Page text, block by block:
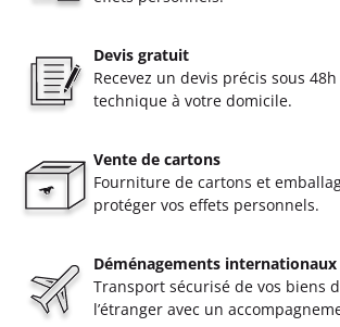
Devis gratuit
Recevez un devis précis sous
technique à votre domicile.
Vente de cartons
Fourniture de cartons et
protéger vos effets personnels.
Déménagements internationaux
Transport sécurisé de vos biens
l’étranger avec un